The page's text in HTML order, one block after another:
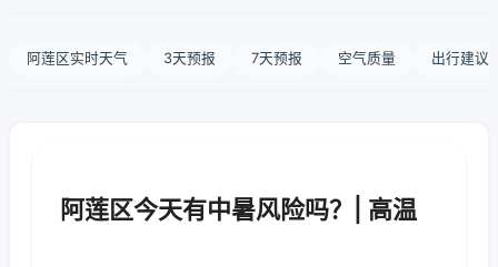
阿莲区实时天气 3天预报 7天预报 空气质量 出行建议
阿莲区今天有中暑风险吗？| 高温